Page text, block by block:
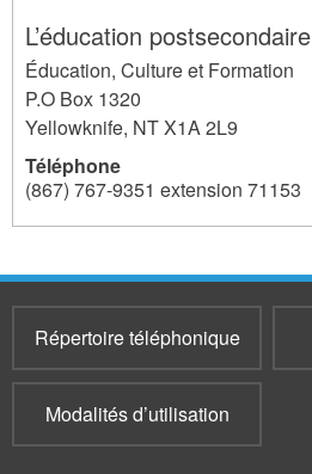
L’éducation postsecondaire
Éducation, Culture et Formation
P.O Box 1320
Yellowknife, NTX1A 2L9
Téléphone
(867) 767-9351 extension 71153
255
Répertoire téléphonique
Modalités d’utilisation